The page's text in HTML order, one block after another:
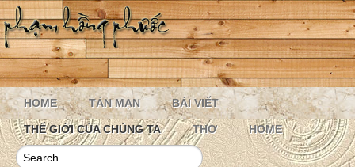
HOME TẢN MẠN BÀI VIẾT
THẾ GIỚI CỦA CHÚNG TA THƠ HOME